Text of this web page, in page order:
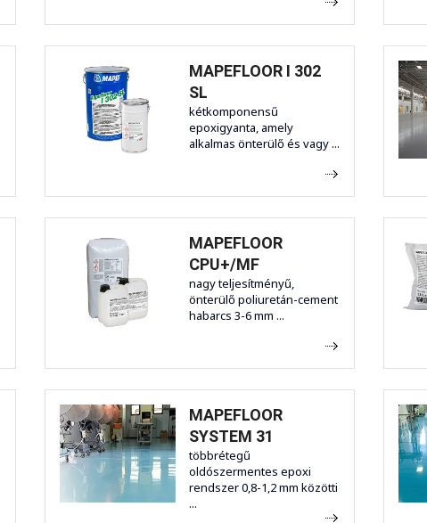
MAPEFLOOR I 302
SL
kétkomponensű
epoxigyanta, amely
alkalmas önterülő és vagy ...
MAPEFLOOR
CPU+/MF
nagy teljesítményű,
önterülő poliuretán-cement
habarcs 3-6 mm ...
MAPEFLOOR
SYSTEM 31
többrétegű
oldószermentes epoxi
rendszer 0,8-1,2 mm közötti
...